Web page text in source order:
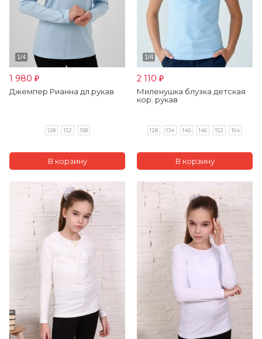
1 980 ₽
Джемпер Рианна дл.рукав
128 152 158
2 110 ₽
Миленушка блузка детская
кор. рукав
128 134 140 146 152 164